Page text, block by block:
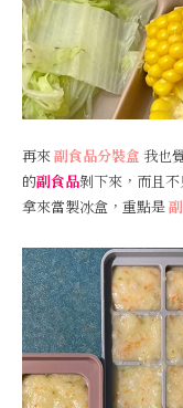
再來副食品分裝盒 我也
的副食品剝下來，而且
拿來當製冰盒，重點是